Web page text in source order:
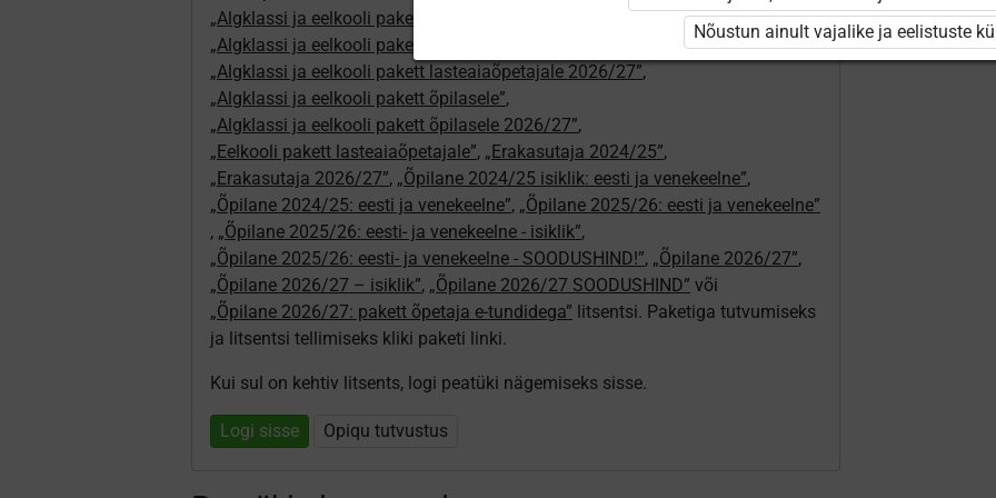
„Algklassi ja eelkooli pakett erakasutajale”
„Algklassi ja eelkooli pakett erakasutajale 2026/27”
„Algklassi ja eelkooli pakett lasteaiaõpetajale 2026/27”,
„Algklassi ja eelkooli pakett õpilasele”,
„Algklassi ja eelkooli pakett õpilasele 2026/27”,
„Eelkooli pakett lasteaiaõpetajale”, „Erakasutaja 2024/25”,
„Erakasutaja 2026/27”, „Õpilane 2024/25 isiklik: eesti ja venekeelne”,
„Õpilane 2024/25: eesti ja venekeelne”, „Õpilane 2025/26: eesti ja venekeelne”
, „Õpilane 2025/26: eesti- ja venekeelne - isiklik”,
„Õpilane 2025/26: eesti- ja venekeelne - SOODUSHIND!”, „Õpilane 2026/27”,
„Õpilane 2026/27 – isiklik”, „Õpilane 2026/27 SOODUSHIND” või
„Õpilane 2026/27: pakett õpetaja e-tundidega” litsentsi. Paketiga tutvumiseks
ja litsentsi tellimiseks kliki paketi linki.
Kui sul on kehtiv litsents, logi peatüki nägemiseks sisse.
Logi sisse Opiqu tutvustus
Nõustun ainult vajalike ja eelistuste